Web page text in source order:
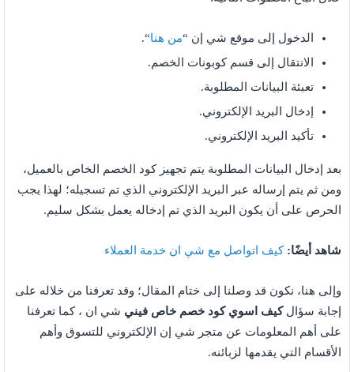
الدخول إلى موقع شي إن “من هنا“.
الانتقال إلى قسم كوبونات الخصم.
تعبئة البيانات المطلوبة.
إدخال البريد الإلكتروني.
تأكيد البريد الإلكتروني.
بعد إدخال البيانات المطلوبة يتم تجهيز كود الخصم الخاص بالعميل،
ومن ثم يتم إرساله عبر البريد الإلكتروني الذي تم تسجيله؛ لهذا يجب
الحرص على أن يكون البريد الذي تم إدخاله يعمل بشكل سليم.
شاهد أيضًا: كيف اتواصل مع شي ان خدمة العملاء
وإلى هنا، نكون قد وصلنا إلى ختام المقال؛ وقد تعرفنا من خلاله على
إجابة سؤالكيف اسوي كود خصم خاص فيني شي ان ، كما تعرفنا
على أهم المعلومات عن متجر شي إن الإلكتروني للتسوق وأهم
الأقسام التي يقدمها لزبائنه.